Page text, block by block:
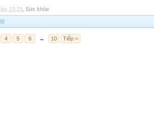
13:23 Sức khỏe
4 5 6 → 10 Tiếp >